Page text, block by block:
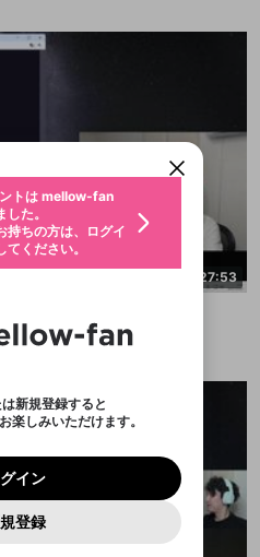
2:27:53
イム広告
きに、最大1分間の広告
す。
っては広告を表示すること
す。
に視聴しよう！
れます！
アプリで開く
持ちの方は、ログイ
登録
スで新規登録
たは
JAPAN
インアップ
でログイン中のア
イン
スでログイン
たは
JAPAN
サインイン
イン
イン
こちら
か？アカウントを作成する
トは mellow-fan
た。
持ちの方は、ログイ
ください。
新規登録すると
しみいただけます。
イン
登録
を入力し、送信してくださ
定する
たメールアドレ
再設定用URLを
さい
OK
月
ません。
サービスの向上を目的
ただくには、生年月の
ドの入力
ドメイン）が受信拒否設
確認ください。
入力
期限が切れたた
ム会員に入会
として報告しま
さい
0
、利用規約に違反しているか
ます。
反になります。
シェア
トをお持ちでない方
トを作成
ミュニティーサービスで、
ません。Discordに関してのお
とができません。Discordの仕
ティ特典の提供が終了する可能